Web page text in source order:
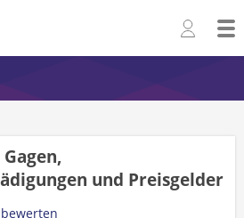
und Preisgelder